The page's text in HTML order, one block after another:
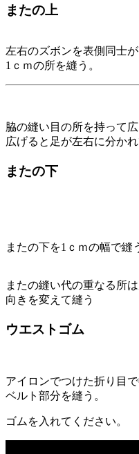
またの上
左右のズボンを表側同士
1ｃｍの所を縫う。
脇の縫い目の所を持って
広げると足が左右に分か
またの下
またの下を1ｃｍの幅で縫
またの縫い代の重なる所
向きを変えて縫う
ウエストゴム
アイロンでつけた折り目で
ベルト部分を縫う。
ゴムを入れてください。